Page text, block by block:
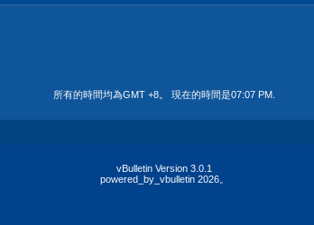
所有的時間均為GMT +8。 現在的時間是07:07 PM
vBulletin Version 3.0.1
powered_by_vbulletin 2026。